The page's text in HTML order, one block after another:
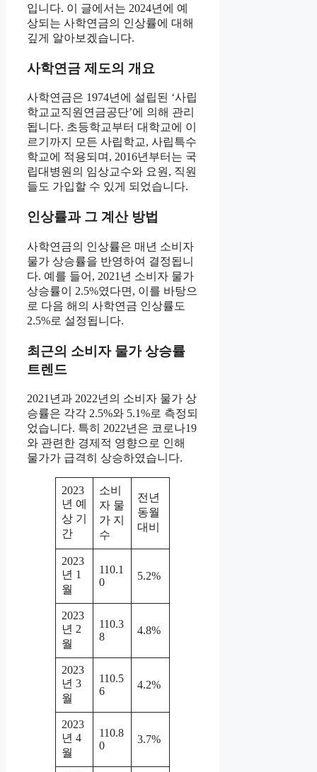
입니다. 이 글에서는 2024년에 예
상되는 사학연금의 인상률에 대해
깊게 알아보겠습니다.
사학연금 제도의 개요
사학연금은 1974년에 설립된 ‘사립
학교교직원연금공단’에 의해 관리
됩니다. 초등학교부터 대학교에 이
르기까지 모든 사립학교, 사립특수
학교에 적용되며, 2016년부터는 국
립대병원의 임상교수와 요원, 직원
들도 가입할 수 있게 되었습니다.
인상률과 그 계산 방법
사학연금의 인상률은 매년 소비자
물가 상승률을 반영하여 결정됩니
다. 예를 들어, 2021년 소비자 물가
상승률이 2.5%였다면, 이를 바탕으
로 다음 해의 사학연금 인상률도
2.5%로 설정됩니다.
최근의 소비자 물가 상승률
트렌드
2021년과 2022년의 소비자 물가 상
승률은 각각 2.5%와 5.1%로 측정되
었습니다. 특히 2022년은 코로나19
와 관련한 경제적 영향으로 인해
물가가 급격히 상승하였습니다.
2023
년 예
상 기
간
소비
자 물
가 지
수
전년
동월
대비
2023
년 1
월
110.1
0
5.2%
2023
년 2
월
110.3
8
4.8%
2023
년 3
월
110.5
6
4.2%
2023
년 4
월
110.8
0
3.7%